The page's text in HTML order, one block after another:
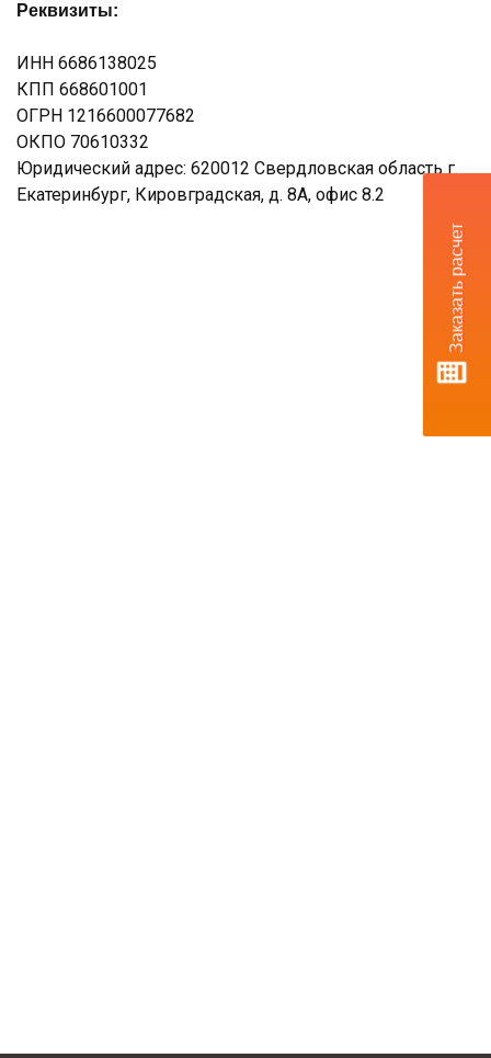
Заказать расчет
Реквизиты:
ИНН 6686138025
КПП 668601001
ОГРН 1216600077682
ОКПО 70610332
Юридический адрес: 620012 Свердловская область г.
Екатеринбург, Кировградская, д. 8А, офис 8.2